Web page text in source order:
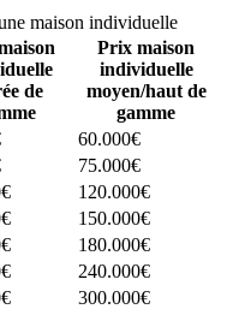
maison individuelle
de
Prix maison
individuelle
moyen/haut de
gamme
60.000€
75.000€
120.000€
150.000€
180.000€
240.000€
300.000€